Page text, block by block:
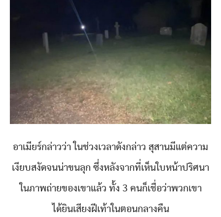
อาเมียร์กล่าวว่า ในช่วงเวลาดังกล่าว สุสานมีแต่ความ
เงียบสงัดจนน่าขนลุก ซึ่งหลังจากที่เห็นใบหน้าปริศนา
ในภาพถ่ายของเขาแล้ว ทั้ง 3 คนก็เชื่อว่าพวกเขา
ได้ยินเสียงฝีเท้าในตอนกลางคืน